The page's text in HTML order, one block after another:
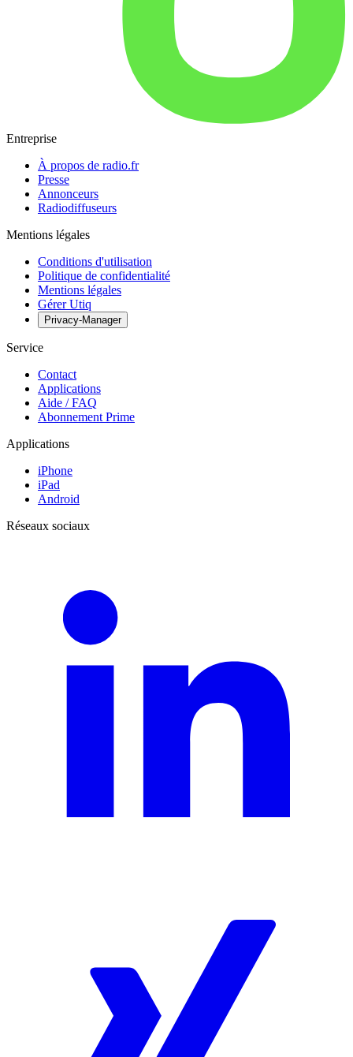
Entreprise
À propos de radio.fr
Presse
Annonceurs
Radiodiffuseurs
Mentions légales
Conditions d'utilisation
Politique de confidentialité
Mentions légales
Gérer Utiq
Privacy-Manager
Service
Contact
Applications
Aide / FAQ
Abonnement Prime
Applications
iPhone
iPad
Android
Réseaux sociaux